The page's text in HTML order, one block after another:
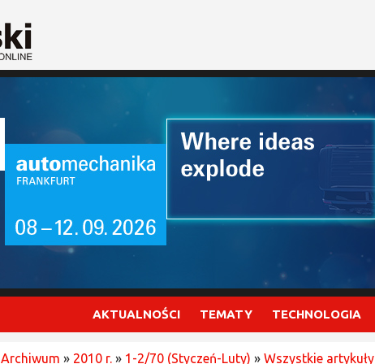
AKTUALNOŚCI TEMATY TECHNOLOGIA
Archiwum » 2010 r. » 1-2/70 (Styczeń-Luty) » Wszystkie artykuły